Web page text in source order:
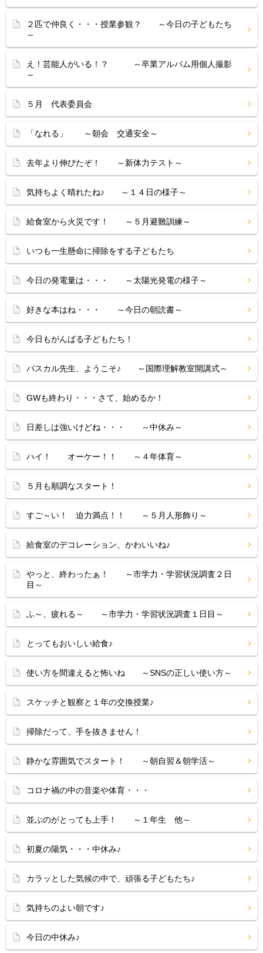
２匹で仲良く・・・授業参観？ ～今日の子どもたち
～
え！芸能人がいる！？ ～卒業アルバム用個人撮影
～
５月 代表委員会
「なれる」 ～朝会 交通安全～
去年より伸びたぞ！ ～新体力テスト～
気持ちよく晴れたね♪ ～１４日の様子～
給食室から火災です！ ～５月避難訓練～
いつも一生懸命に掃除をする子どもたち
今日の発電量は・・・ ～太陽光発電の様子～
好きな本はね・・・ ～今日の朝読書～
今日もがんばる子どもたち！
パスカル先生、ようこそ♪ ～国際理解教室開講式～
GWも終わり・・・さて、始めるか！
日差しは強いけどね・・・ ～中休み～
ハイ！ オーケー！！ ～４年体育～
５月も順調なスタート！
すご～い！ 迫力満点！！ ～５月人形飾り～
給食室のデコレーション、かわいいね♪
やっと、終わったぁ！ ～市学力・学習状況調査２日
目～
ふ～、疲れる～ ～市学力・学習状況調査１日目～
とってもおいしい給食♪
使い方を間違えると怖いね ～SNSの正しい使い方～
スケッチと観察と１年の交換授業♪
掃除だって、手を抜きません！
静かな雰囲気でスタート！ ～朝自習＆朝学活～
コロナ禍の中の音楽や体育・・・
並ぶのがとっても上手！ ～１年生 他～
初夏の陽気・・・中休み♪
カラッとした気候の中で、頑張る子どもたち♪
気持ちのよい朝です♪
今日の中休み♪